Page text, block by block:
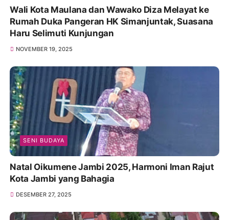
Wali Kota Maulana dan Wawako Diza Melayat ke
Rumah Duka Pangeran HK Simanjuntak, Suasana
Haru Selimuti Kunjungan
NOVEMBER 19, 2025
SENI BUDAYA
Natal Oikumene Jambi 2025, Harmoni Iman Rajut
Kota Jambi yang Bahagia
DESEMBER 27, 2025